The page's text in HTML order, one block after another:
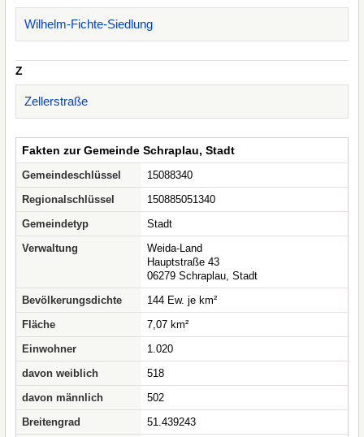
Wilhelm-Fichte-Siedlung
Z
Zellerstraße
Fakten zur Gemeinde Schraplau, Stadt
Gemeindeschlüssel
15088340
Regionalschlüssel
150885051340
Gemeindetyp
Stadt
Verwaltung
Weida-Land
Hauptstraße 43
06279 Schraplau, Stadt
Bevölkerungsdichte
144 Ew. je km²
Fläche
7,07 km²
Einwohner
1.020
davon weiblich
518
davon männlich
502
Breitengrad
51.439243